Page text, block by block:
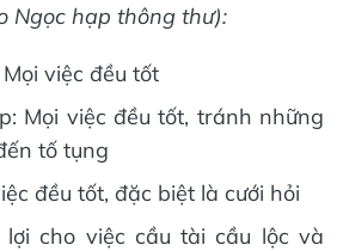
Ngọc hạp thông thư):
việc đều tốt
Mọi việc đều tốt, tránh những
tố tụng
đều tốt, đặc biệt là cưới hỏi
cho việc cầu tài cầu lộc và